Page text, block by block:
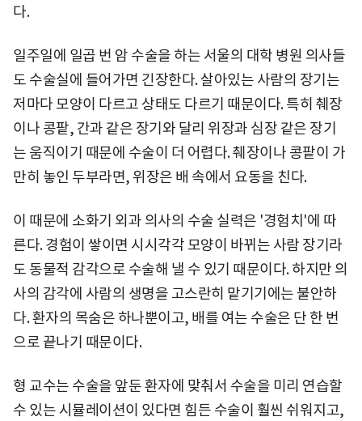
다.
일주일에 일곱 번 암 수술을 하는 서울의 대학 병원 의사들
도 수술실에 들어가면 긴장한다. 살아있는 사람의 장기는
저마다 모양이 다르고 상태도 다르기 때문이다. 특히 췌장
이나 콩팥, 간과 같은 장기와 달리 위장과 심장 같은 장기
는 움직이기 때문에 수술이 더 어렵다. 췌장이나 콩팥이 가
만히 놓인 두부라면, 위장은 배 속에서 요동을 친다.
이 때문에 소화기 외과 의사의 수술 실력은 '경험치'에 따
른다. 경험이 쌓이면 시시각각 모양이 바뀌는 사람 장기라
도 동물적 감각으로 수술해 낼 수 있기 때문이다. 하지만 의
사의 감각에 사람의 생명을 고스란히 맡기기에는 불안하
다. 환자의 목숨은 하나뿐이고, 배를 여는 수술은 단 한 번
으로 끝나기 때문이다.
형 교수는 수술을 앞둔 환자에 맞춰서 수술을 미리 연습할
수 있는 시뮬레이션이 있다면 힘든 수술이 훨씬 쉬워지고,